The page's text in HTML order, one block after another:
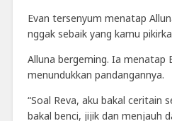
Evan tersenyum menatap
nggak sebaik yang kamu
Alluna bergeming. Ia menatap
menundukkan pandangannya.
“Soal Reva, aku bakal ceritain
bakal benci, jijik dan menjauh